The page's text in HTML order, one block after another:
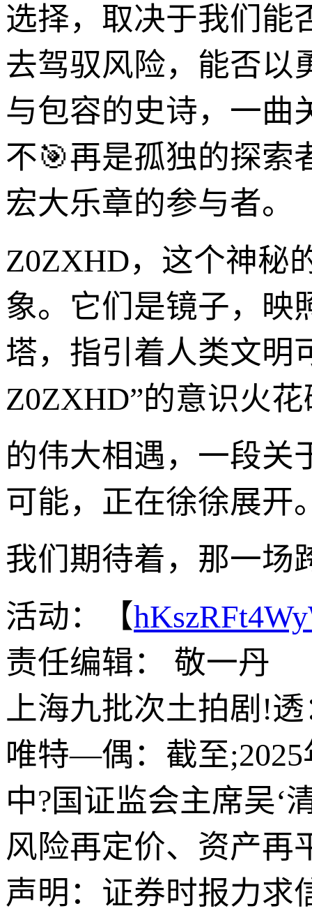
选择，取决于我们能
去驾驭风险，能否以
与包容的史诗，一曲
不🎯再是孤独的探索
宏大乐章的参与者。
Z0ZXHD，这个神秘
象。它们是镜子，映
塔，指引着人类文明
Z0ZXHD”的意识火
的伟大相遇，一段关
可能，正在徐徐展开
我们期待着，那一场
活动：【
责任编辑： 敬一丹
上海九批次土拍剧!
唯特—偶：截至;2025
中?国证监会主席吴‘
风险再定价、资产再
声明：证券时报力求